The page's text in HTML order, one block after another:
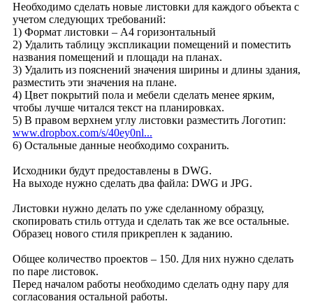
Необходимо сделать новые листовки для каждого объекта с
учетом следующих требований:
1) Формат листовки – А4 горизонтальный
2) Удалить таблицу экспликации помещений и поместить
названия помещений и площади на планах.
3) Удалить из пояснений значения ширины и длины здания,
разместить эти значения на плане.
4) Цвет покрытий пола и мебели сделать менее ярким,
чтобы лучше читался текст на планировках.
5) В правом верхнем углу листовки разместить Логотип:
www.dropbox.com/s/40ey0nl...
6) Остальные данные необходимо сохранить.
Исходники будут предоставлены в DWG.
На выходе нужно сделать два файла: DWG и JPG.
Листовки нужно делать по уже сделанному образцу,
скопировать стиль оттуда и сделать так же все остальные.
Образец нового стиля прикреплен к заданию.
Общее количество проектов – 150. Для них нужно сделать
по паре листовок.
Перед началом работы необходимо сделать одну пару для
согласования остальной работы.